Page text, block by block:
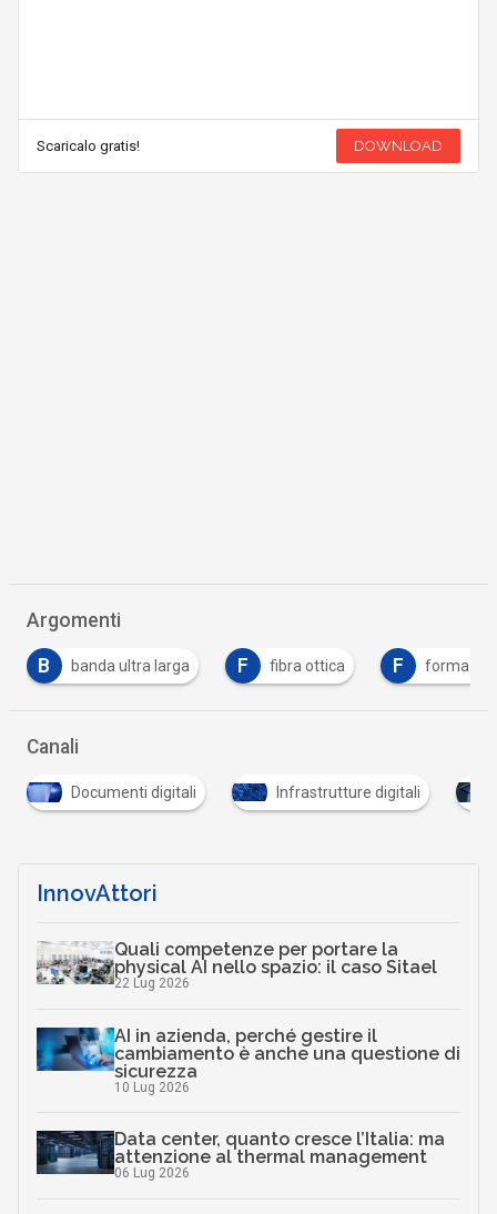
Scaricalo gratis! DOWNLOAD
Argomenti
F fibra ottica F formazione istat S
Canali
Infrastrutture digitali Scuola digitale
InnovAttori
Quali competenze per portare la
physical AI nello spazio: il caso Sitael
22 Lug 2026
AI in azienda, perché gestire il
cambiamento è anche una questione di
sicurezza
10 Lug 2026
Data center, quanto cresce l’Italia: ma
attenzione al thermal management
06 Lug 2026